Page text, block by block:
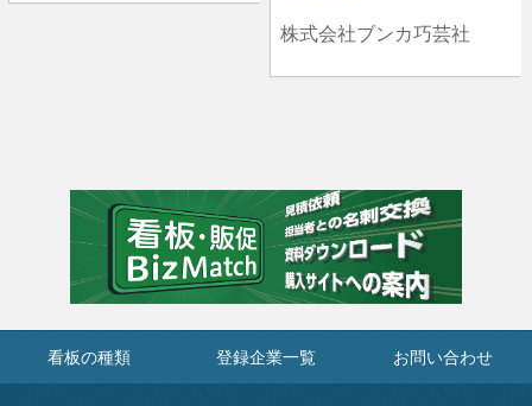
株式会社ブンカ巧芸社
看板の種類 登録企業一覧 お問い合わせ